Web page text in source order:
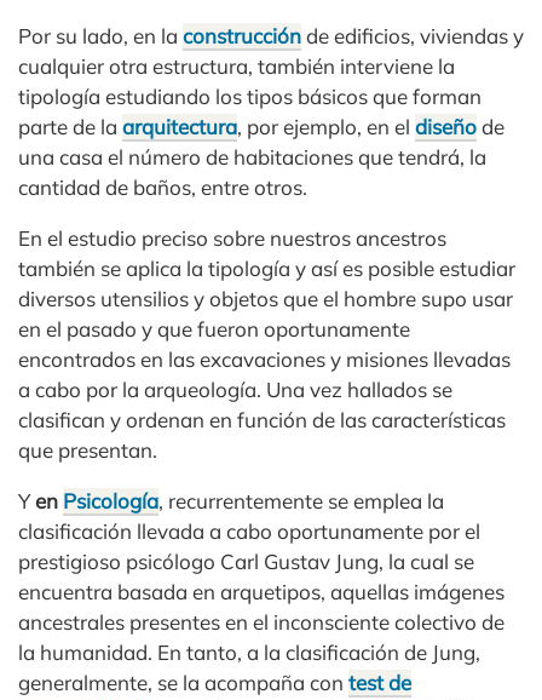
Por su lado, en la construcciónde edificios, viviendas y
cualquier otra estructura, también interviene la
tipología estudiando los tipos básicos que forman
parte de la arquitectura, por ejemplo, en el diseñode
una casa el número de habitaciones que tendrá, la
cantidad de baños, entre otros.
En el estudio preciso sobre nuestros ancestros
también se aplica la tipología y así es posible estudiar
diversos utensilios y objetos que el hombre supo usar
en el pasado y que fueron oportunamente
encontrados en las excavaciones y misiones llevadas
a cabo por la arqueología. Una vez hallados se
clasifican y ordenan en función de las características
que presentan.
Yen Psicología, recurrentemente se emplea la
clasificación llevada a cabo oportunamente por el
prestigioso psicólogo Carl Gustav Jung, la cual se
encuentra basada en arquetipos, aquellas imágenes
ancestrales presentes en el inconsciente colectivo de
la humanidad. En tanto, a la clasificación de Jung,
generalmente, se la acompaña con test de